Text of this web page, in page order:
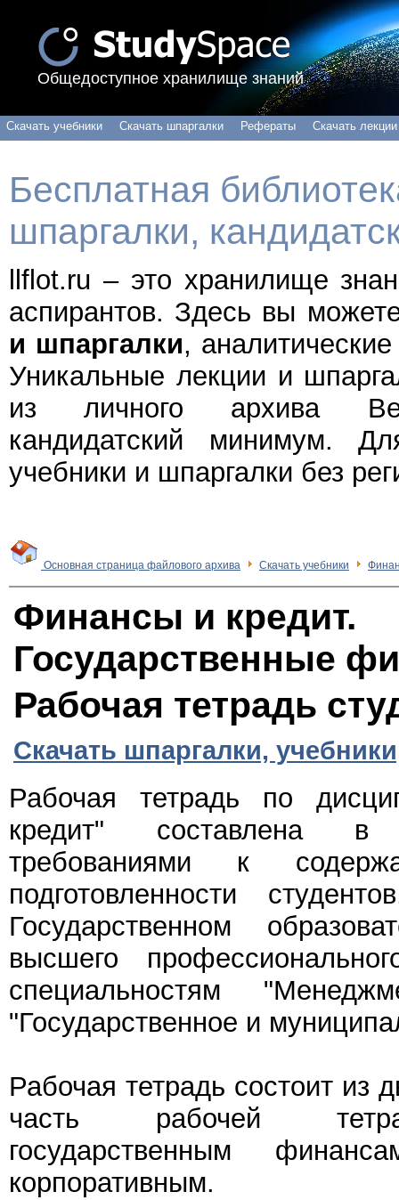
Общедоступное хранилище знаний
Скачать учебники Скачать шпаргалки Рефераты Скачать лекции
Бесплатная
шпаргалки,
llflot.ru – это хранилище
аспирантов. Здесь вы
и шпаргалки,
Уникальные лекции и
из личного архива
кандидатский минимум.
учебники и шпаргалки без
Основная страница файлового архива Скачать учебники
Финансы и кредит.
Государственные
Рабочая тетрадь
Скачать шпаргалки,
Рабочая тетрадь по
кредит" составлена в
требованиями к
подготовленности
Государственном
высшего
специальностям
"Государственное и
Рабочая тетрадь состоит из
часть рабочей
государственным
корпоративным.